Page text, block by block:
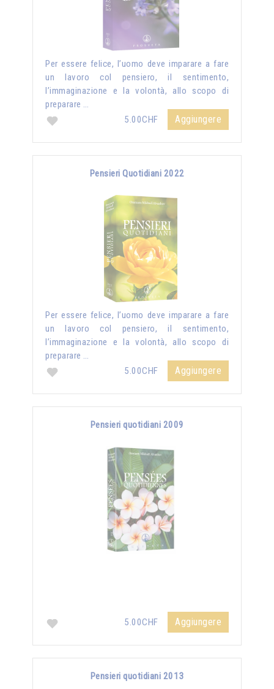
Per essere felice, l’uomo deve imparare a fare
un lavoro col pensiero, il sentimento,
l’immaginazione e la volontà, allo scopo di
preparare …
5.00CHF
Aggiungere
Pensieri Quotidiani 2022
Per essere felice, l’uomo deve imparare a fare
un lavoro col pensiero, il sentimento,
l’immaginazione e la volontà, allo scopo di
preparare …
5.00CHF
Aggiungere
Pensieri quotidiani 2009
5.00CHF Aggiungere
Pensieri quotidiani 2013